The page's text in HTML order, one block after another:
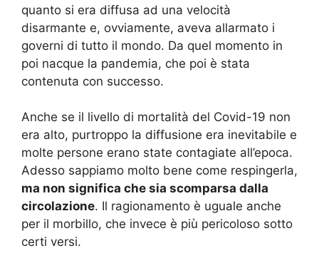
quanto si era diffusa ad una velocità
disarmante e, ovviamente, aveva allarmato i
governi di tutto il mondo. Da quel momento in
poi nacque la pandemia, che poi è stata
contenuta con successo.
Anche se il livello di mortalità del Covid-19 non
era alto, purtroppo la diffusione era inevitabile e
molte persone erano state contagiate all’epoca.
Adesso sappiamo molto bene come respingerla,
ma non significa che sia scomparsa dalla
circolazione. Il ragionamento è uguale anche
per il morbillo, che invece è più pericoloso sotto
certi versi.